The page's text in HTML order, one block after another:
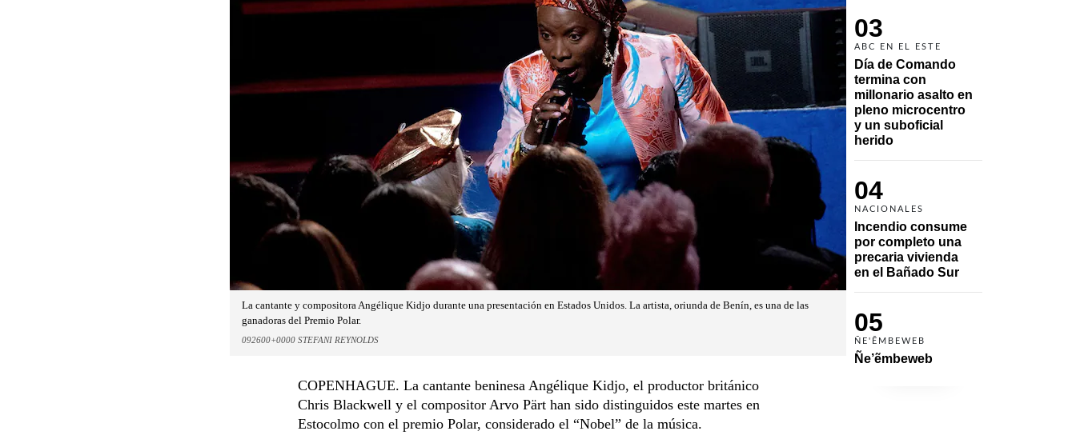
03
ABC EN EL ESTE
Día de Comando
termina con
millonario asalto en
pleno microcentro
y un suboficial
herido
04
NACIONALES
Incendio consume
por completo una
precaria vivienda
en el Bañado Sur
05
ÑE'ẼMBEWEB
Ñe’ẽmbeweb
La cantante y compositora Angélique Kidjo durante una presentación en Estados Unidos. La artista, oriunda de Benín, es una de las
ganadoras del Premio Polar.
092600+0000 STEFANI REYNOLDS
COPENHAGUE. La cantante beninesa Angélique Kidjo, el productor británico
Chris Blackwell y el compositor Arvo Pärt han sido distinguidos este martes en
Estocolmo con el premio Polar, considerado el “Nobel” de la música.